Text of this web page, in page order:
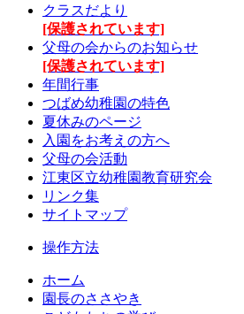
クラスだより
[保護されています]
父母の会からのお知らせ
[保護されています]
年間行事
つばめ幼稚園の特色
夏休みのページ
入園をお考えの方へ
父母の会活動
江東区立幼稚園教育研究会
リンク集
サイトマップ
操作方法
ホーム
園長のささやき